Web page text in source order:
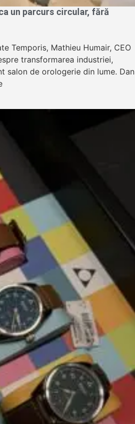
un parcurs circular, fără
Temporis, Mathieu Humair, CEO
transformarea industriei,
salon de orologerie din lume. Dan